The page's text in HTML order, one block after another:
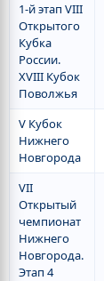
1-й этап VIII
Открытого
Кубка
России.
XVIII Кубок
Поволжья
V Кубок
Нижнего
Новгорода
VII
Открытый
чемпионат
Нижнего
Новгорода.
Этап 4